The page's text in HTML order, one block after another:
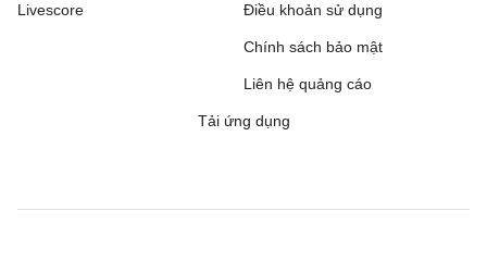
21:00 Luton Town
21:00
Livescore Điều khoản sử dụng
Chính sách bảo mật
Liên hệ quảng cáo
Tải ứng dụng